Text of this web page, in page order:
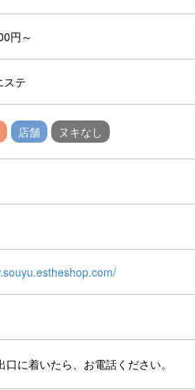
円～
ステ
店舗 ヌキなし
口に着いたら、お電話ください。